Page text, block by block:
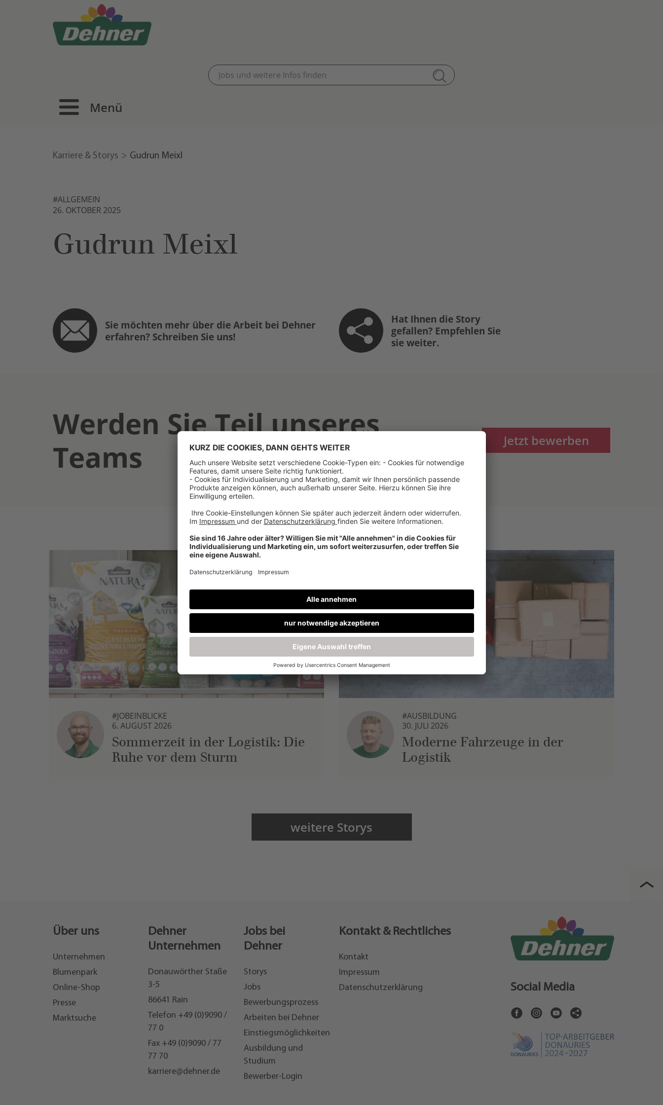
Menü
Karriere & Storys Gudrun Meixl
#ALLGEMEIN
26. OKTOBER 2025
Gudrun Meixl
Sie möchten mehr über die Arbeit bei Dehner
erfahren? Schreiben Sie uns!
Hat Ihnen die Story
gefallen? Empfehlen Sie
sie weiter.
Werden Sie Teil unseres
Teams
Jetzt bewerben
#JOBEINBLICKE
6. AUGUST 2026
Sommerzeit in der Logistik: Die
Ruhe vor dem Sturm
#AUSBILDUNG
30. JULI 2026
Moderne Fahrzeuge in der
Logistik
weitere Storys
Über uns
Unternehmen
Blumenpark
Online-Shop
Presse
Marktsuche
Dehner
Unternehmen
Donauwörther Staße
3-5
86641 Rain
Telefon +49 (0)9090 /
77 0
Fax +49 (0)9090 / 77
77 70
karriere@dehner.de
Jobs bei
Dehner
Storys
Jobs
Bewerbungsprozess
Arbeiten bei Dehner
Einstiegsmöglichkeiten
Ausbildung und
Studium
Bewerber-Login
Kontakt & Rechtliches
Kontakt
Impressum
Datenschutzerklärung
Social Media